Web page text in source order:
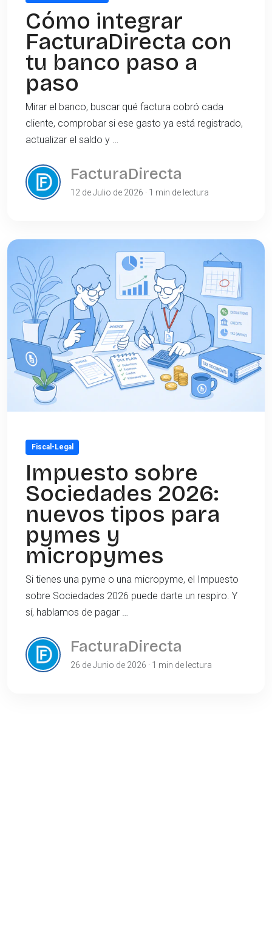
Cómo integrar
FacturaDirecta con
tu banco paso a
paso
Mirar el banco, buscar qué factura cobró cada
cliente, comprobar si ese gasto ya está registrado,
actualizar el saldo y …
FacturaDirecta
12 de Julio de 2026 · 1 min de lectura
Fiscal-Legal
Impuesto sobre
Sociedades 2026:
nuevos tipos para
pymes y
micropymes
Si tienes una pyme o una micropyme, el Impuesto
sobre Sociedades 2026 puede darte un respiro. Y
sí, hablamos de pagar …
FacturaDirecta
26 de Junio de 2026 · 1 min de lectura